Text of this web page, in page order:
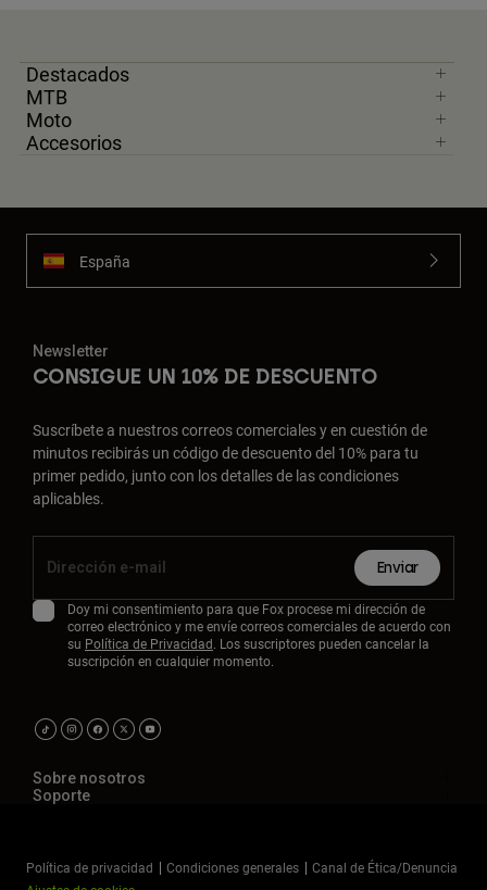
Destacados
MTB
Moto
Accesorios
España
Newsletter
CONSIGUE UN 10% DE DESCUENTO
Suscríbete a nuestros correos comerciales y en cuestión de
minutos recibirás un código de descuento del 10% para tu
primer pedido, junto con los detalles de las condiciones
aplicables.
Enviar
Doy mi consentimiento para que Fox procese mi dirección de
correo electrónico y me envíe correos comerciales de acuerdo con
su Política de Privacidad. Los suscriptores pueden cancelar la
suscripción en cualquier momento.
Sobre nosotros
Soporte
Política de privacidad Condiciones generales
Canal de Ética/Denuncia